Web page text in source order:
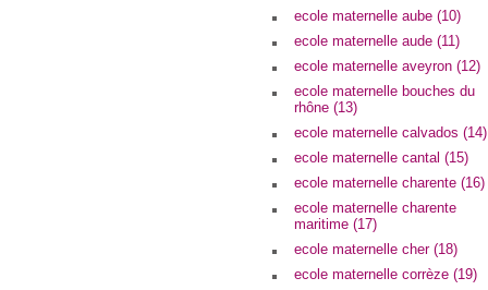
ecole maternelle aube (10)
ecole maternelle aude (11)
ecole maternelle aveyron (12)
ecole maternelle bouches du
rhône (13)
ecole maternelle calvados (14)
ecole maternelle cantal (15)
ecole maternelle charente (16)
ecole maternelle charente
maritime (17)
ecole maternelle cher (18)
ecole maternelle corrèze (19)